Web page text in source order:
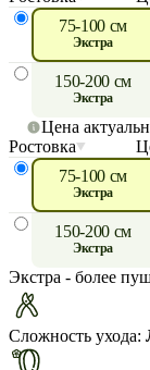
75-100 см
экстра
150-200 см
экстра
Цена
Ростовка
75-100 см
экстра
150-200 см
экстра
Экстра - более
Сложность ухода: